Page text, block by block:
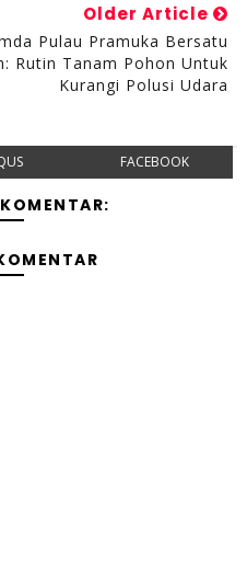
Older Article
Pulau Pramuka Bersatu
Rutin Tanam Pohon Untuk
Kurangi Polusi Udara
FACEBOOK